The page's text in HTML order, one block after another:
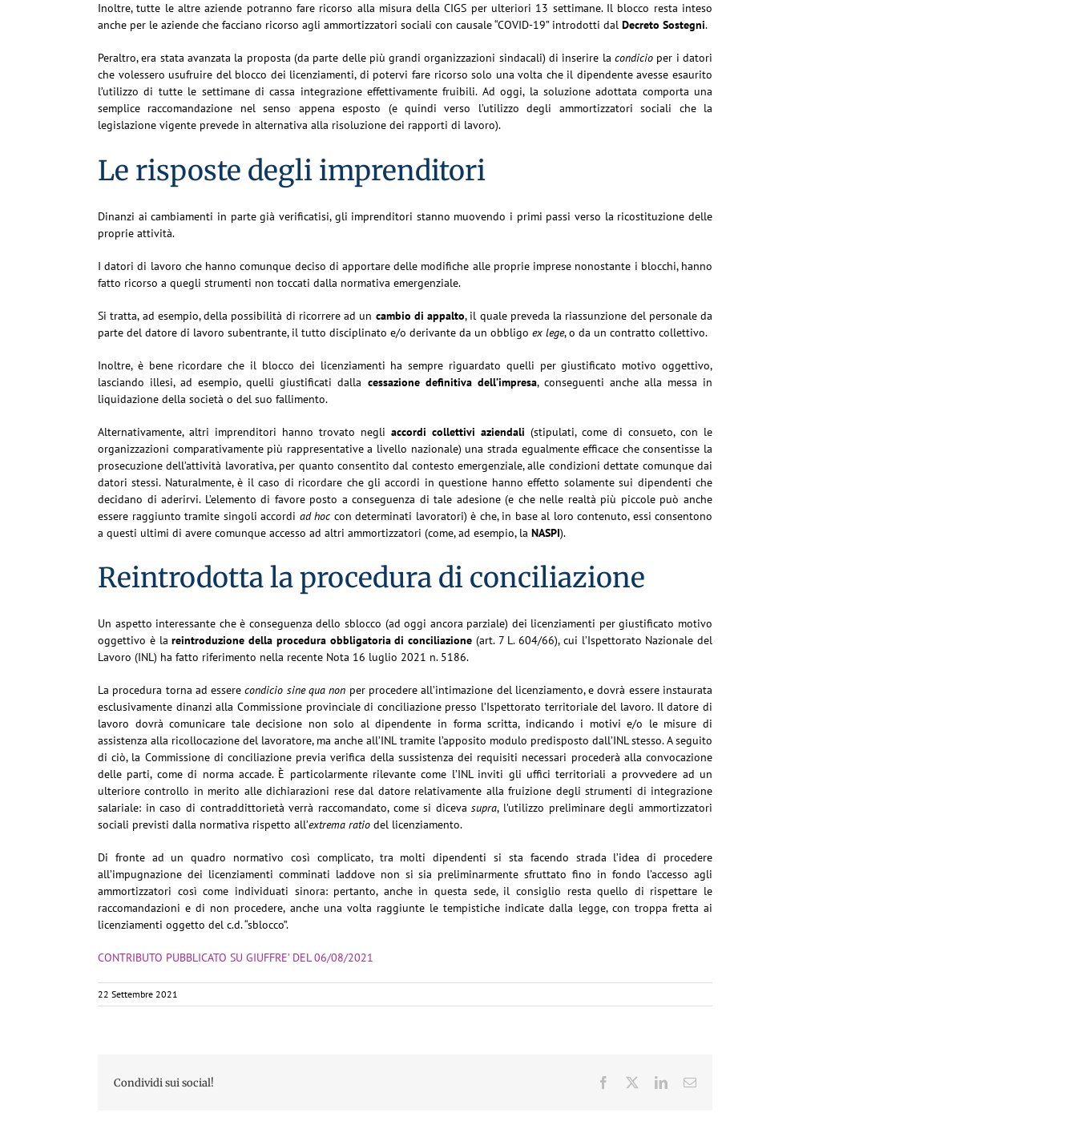
Inoltre, tutte le altre aziende potranno fare ricorso alla misura della CIGS per ulteriori 13 settimane. Il blocco resta inteso
anche per le aziende che facciano ricorso agli ammortizzatori sociali con causale “COVID-19” introdotti dal Decreto Sostegni.
Peraltro, era stata avanzata la proposta (da parte delle più grandi organizzazioni sindacali) di inserire la condicio per i datori
che volessero usufruire del blocco dei licenziamenti, di potervi fare ricorso solo una volta che il dipendente avesse esaurito
l’utilizzo di tutte le settimane di cassa integrazione effettivamente fruibili. Ad oggi, la soluzione adottata comporta una
semplice raccomandazione nel senso appena esposto (e quindi verso l’utilizzo degli ammortizzatori sociali che la
legislazione vigente prevede in alternativa alla risoluzione dei rapporti di lavoro).
Le risposte degli imprenditori
Dinanzi ai cambiamenti in parte già verificatisi, gli imprenditori stanno muovendo i primi passi verso la ricostituzione delle
proprie attività.
I datori di lavoro che hanno comunque deciso di apportare delle modifiche alle proprie imprese nonostante i blocchi, hanno
fatto ricorso a quegli strumenti non toccati dalla normativa emergenziale.
Si tratta, ad esempio, della possibilità di ricorrere ad un cambio di appalto, il quale preveda la riassunzione del personale da
parte del datore di lavoro subentrante, il tutto disciplinato e/o derivante da un obbligo ex lege, o da un contratto collettivo.
Inoltre, è bene ricordare che il blocco dei licenziamenti ha sempre riguardato quelli per giustificato motivo oggettivo,
lasciando illesi, ad esempio, quelli giustificati dalla cessazione definitiva dell’impresa, conseguenti anche alla messa in
liquidazione della società o del suo fallimento.
Alternativamente, altri imprenditori hanno trovato negli accordi collettivi aziendali (stipulati, come di consueto, con le
organizzazioni comparativamente più rappresentative a livello nazionale) una strada egualmente efficace che consentisse la
prosecuzione dell’attività lavorativa, per quanto consentito dal contesto emergenziale, alle condizioni dettate comunque dai
datori stessi. Naturalmente, è il caso di ricordare che gli accordi in questione hanno effetto solamente sui dipendenti che
decidano di aderirvi. L’elemento di favore posto a conseguenza di tale adesione (e che nelle realtà più piccole può anche
essere raggiunto tramite singoli accordi ad hoc con determinati lavoratori) è che, in base al loro contenuto, essi consentono
a questi ultimi di avere comunque accesso ad altri ammortizzatori (come, ad esempio, la NASPI).
Reintrodotta la procedura di conciliazione
Un aspetto interessante che è conseguenza dello sblocco (ad oggi ancora parziale) dei licenziamenti per giustificato motivo
oggettivo è la reintroduzione della procedura obbligatoria di conciliazione (art. 7 L. 604/66), cui l’Ispettorato Nazionale del
Lavoro (INL) ha fatto riferimento nella recente Nota 16 luglio 2021 n. 5186.
La procedura torna ad essere condicio sine qua non per procedere all’intimazione del licenziamento, e dovrà essere instaurata
esclusivamente dinanzi alla Commissione provinciale di conciliazione presso l’Ispettorato territoriale del lavoro. Il datore di
lavoro dovrà comunicare tale decisione non solo al dipendente in forma scritta, indicando i motivi e/o le misure di
assistenza alla ricollocazione del lavoratore, ma anche all’INL tramite l’apposito modulo predisposto dall’INL stesso. A seguito
di ciò, la Commissione di conciliazione previa verifica della sussistenza dei requisiti necessari procederà alla convocazione
delle parti, come di norma accade. È particolarmente rilevante come l’INL inviti gli uffici territoriali a provvedere ad un
ulteriore controllo in merito alle dichiarazioni rese dal datore relativamente alla fruizione degli strumenti di integrazione
salariale: in caso di contraddittorietà verrà raccomandato, come si diceva supra, l’utilizzo preliminare degli ammortizzatori
sociali previsti dalla normativa rispetto all’extrema ratio del licenziamento.
Di fronte ad un quadro normativo così complicato, tra molti dipendenti si sta facendo strada l’idea di procedere
all’impugnazione dei licenziamenti comminati laddove non si sia preliminarmente sfruttato fino in fondo l’accesso agli
ammortizzatori così come individuati sinora: pertanto, anche in questa sede, il consiglio resta quello di rispettare le
raccomandazioni e di non procedere, anche una volta raggiunte le tempistiche indicate dalla legge, con troppa fretta ai
licenziamenti oggetto del c.d. “sblocco”.
CONTRIBUTO PUBBLICATO SU GIUFFRE’ DEL 06/08/2021
22 Settembre 2021
Condividi sui social! Facebook LinkedInEmail